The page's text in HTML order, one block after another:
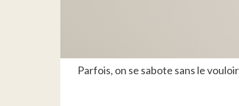
Parfois, on se sabote sans le